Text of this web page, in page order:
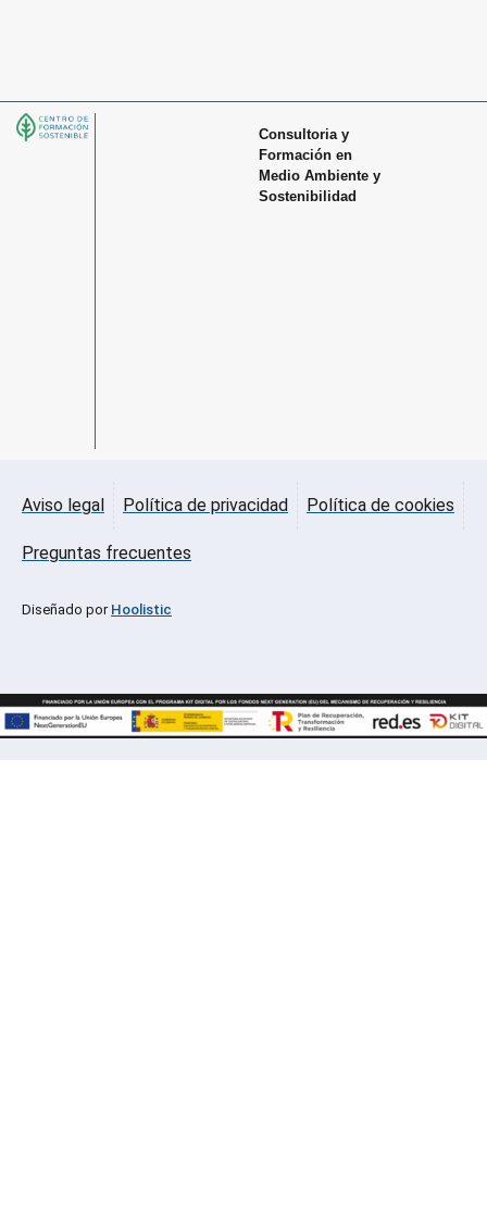
Consultoria y
Formación en
Medio Ambiente y
Sostenibilidad
Aviso legal Política de privacidad Política de cookies
Preguntas frecuentes
Diseñado por Hoolistic